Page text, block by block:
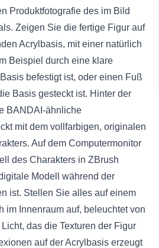
Produktfotografie des im Bild
Zeigen Sie die fertige Figur auf
Acrylbasis, mit einer natürlich
Beispiel durch eine klare
befestigt ist, oder einen Fuß
Basis gesteckt ist. Hinter der
BANDAI-ähnliche
mit dem vollfarbigen, originalen
Auf dem Computermonitor
des Charakters in ZBrush
Modell während der
ist. Stellen Sie alles auf einem
im Innenraum auf, beleuchtet von
das die Texturen der Figur
auf der Acrylbasis erzeugt